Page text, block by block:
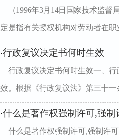
（1996年3月14日国家技术监
定是指有关授权机构对劳动者在
·行政复议决定书何时生效
行政复议决定书何时生效一、
效。根据《行政复议法》第三十
·什么是著作权强制许可,强
什么是著作权强制许可,强制许